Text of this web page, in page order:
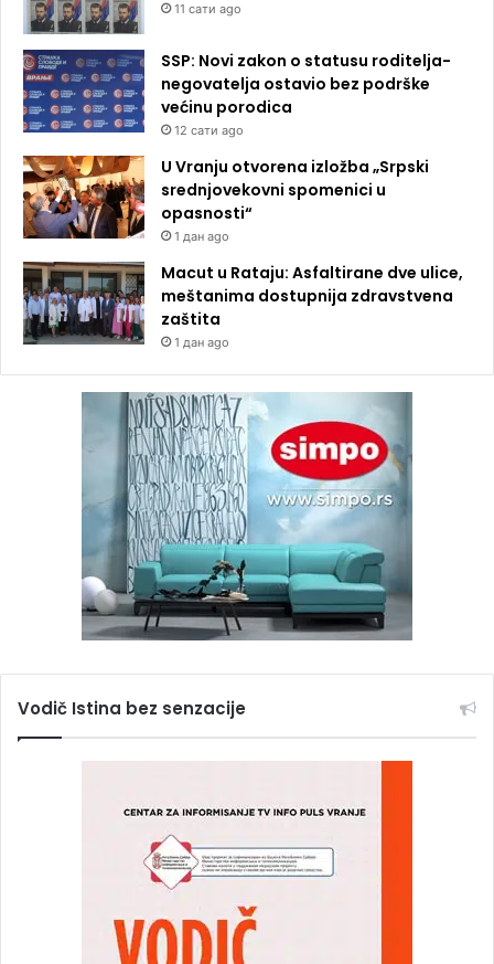
11 сати ago
SSP: Novi zakon o statusu roditelja-
negovatelja ostavio bez podrške
većinu porodica
12 сати ago
U Vranju otvorena izložba „Srpski
srednjovekovni spomenici u
opasnosti“
1 дан ago
Macut u Rataju: Asfaltirane dve ulice,
meštanima dostupnija zdravstvena
zaštita
1 дан ago
Vodič Istina bez senzacije